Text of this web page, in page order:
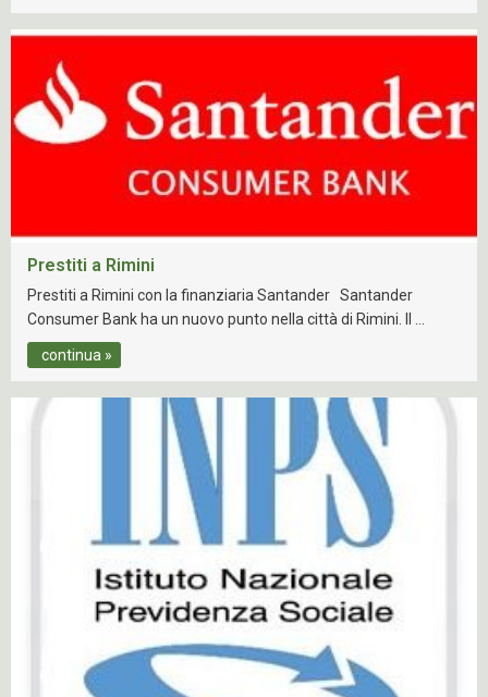
Prestiti a Rimini
Prestiti a Rimini con la finanziaria Santander Santander
Consumer Bank ha un nuovo punto nella città di Rimini. Il …
continua »